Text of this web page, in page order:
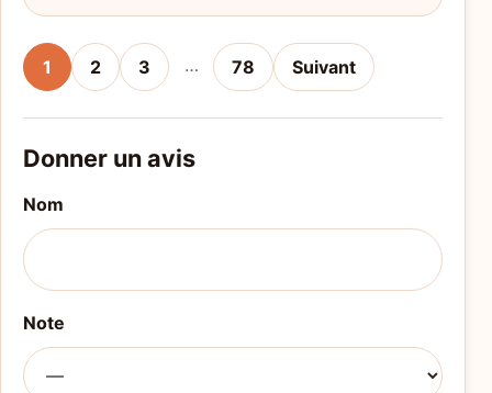
1 2 3 … 78 Suivant
Donner un avis
Nom
Note